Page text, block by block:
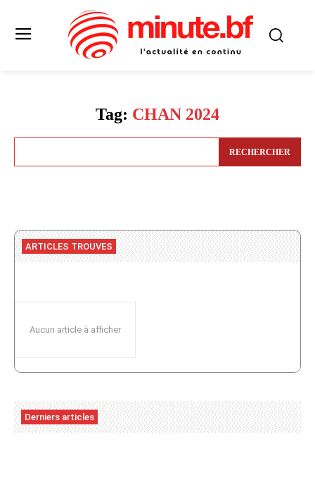
Tag: CHAN 2024
RECHERCHER
ARTICLES TROUVES
Aucun article à afficher
Derniers articles